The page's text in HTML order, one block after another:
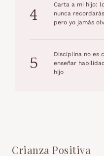
4
Carta a mi hijo:
nunca
pero yo jamás
5
Disciplina no es
enseñar
hijo
Crianza Positiva